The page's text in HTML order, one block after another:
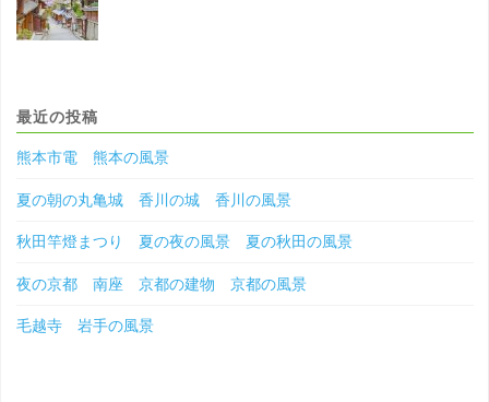
最近の投稿
熊本市電 熊本の風景
夏の朝の丸亀城 香川の城 香川の風景
秋田竿燈まつり 夏の夜の風景 夏の秋田の風景
夜の京都 南座 京都の建物 京都の風景
毛越寺 岩手の風景